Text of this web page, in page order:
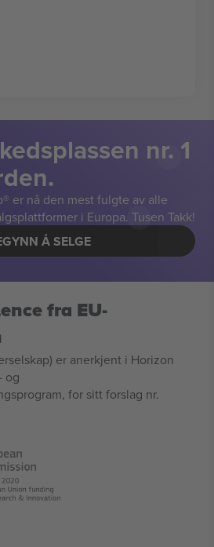
nr. 1
er nå den mest fulgte av alle
i Europa. Tusen Takk!
Å SELGE
fra EU-
er anerkjent i Horizon
og
for sitt forslag nr.